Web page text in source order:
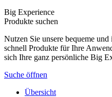
Big Experience
Produkte suchen
Nutzen Sie unsere bequeme
schnell Produkte für Ihre
sich Ihre ganz persönliche Big
Suche öffnen
Übersicht